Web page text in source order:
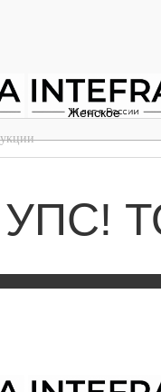
Женское
УПС!